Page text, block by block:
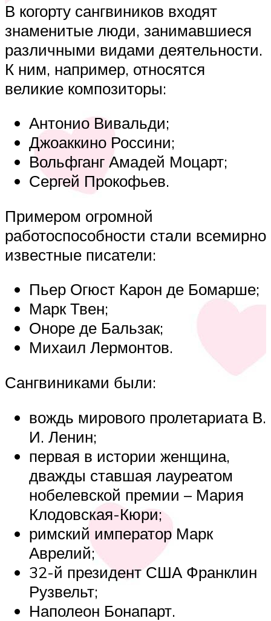
В когорту сангвиников входят
знаменитые люди, занимавшиеся
различными видами деятельности.
К ним, например, относятся
великие композиторы:
Антонио Вивальди;
Джоаккино Россини;
Вольфганг Амадей Моцарт;
Сергей Прокофьев.
Примером огромной
работоспособности стали всемирно
известные писатели:
Пьер Огюст Карон де Бомарше;
Марк Твен;
Оноре де Бальзак;
Михаил Лермонтов.
Сангвиниками были:
вождь мирового пролетариата В.
И. Ленин;
первая в истории женщина,
дважды ставшая лауреатом
нобелевской премии – Мария
Клодовская-Кюри;
римский император Марк
Аврелий;
32-й президент США Франклин
Рузвельт;
Наполеон Бонапарт.